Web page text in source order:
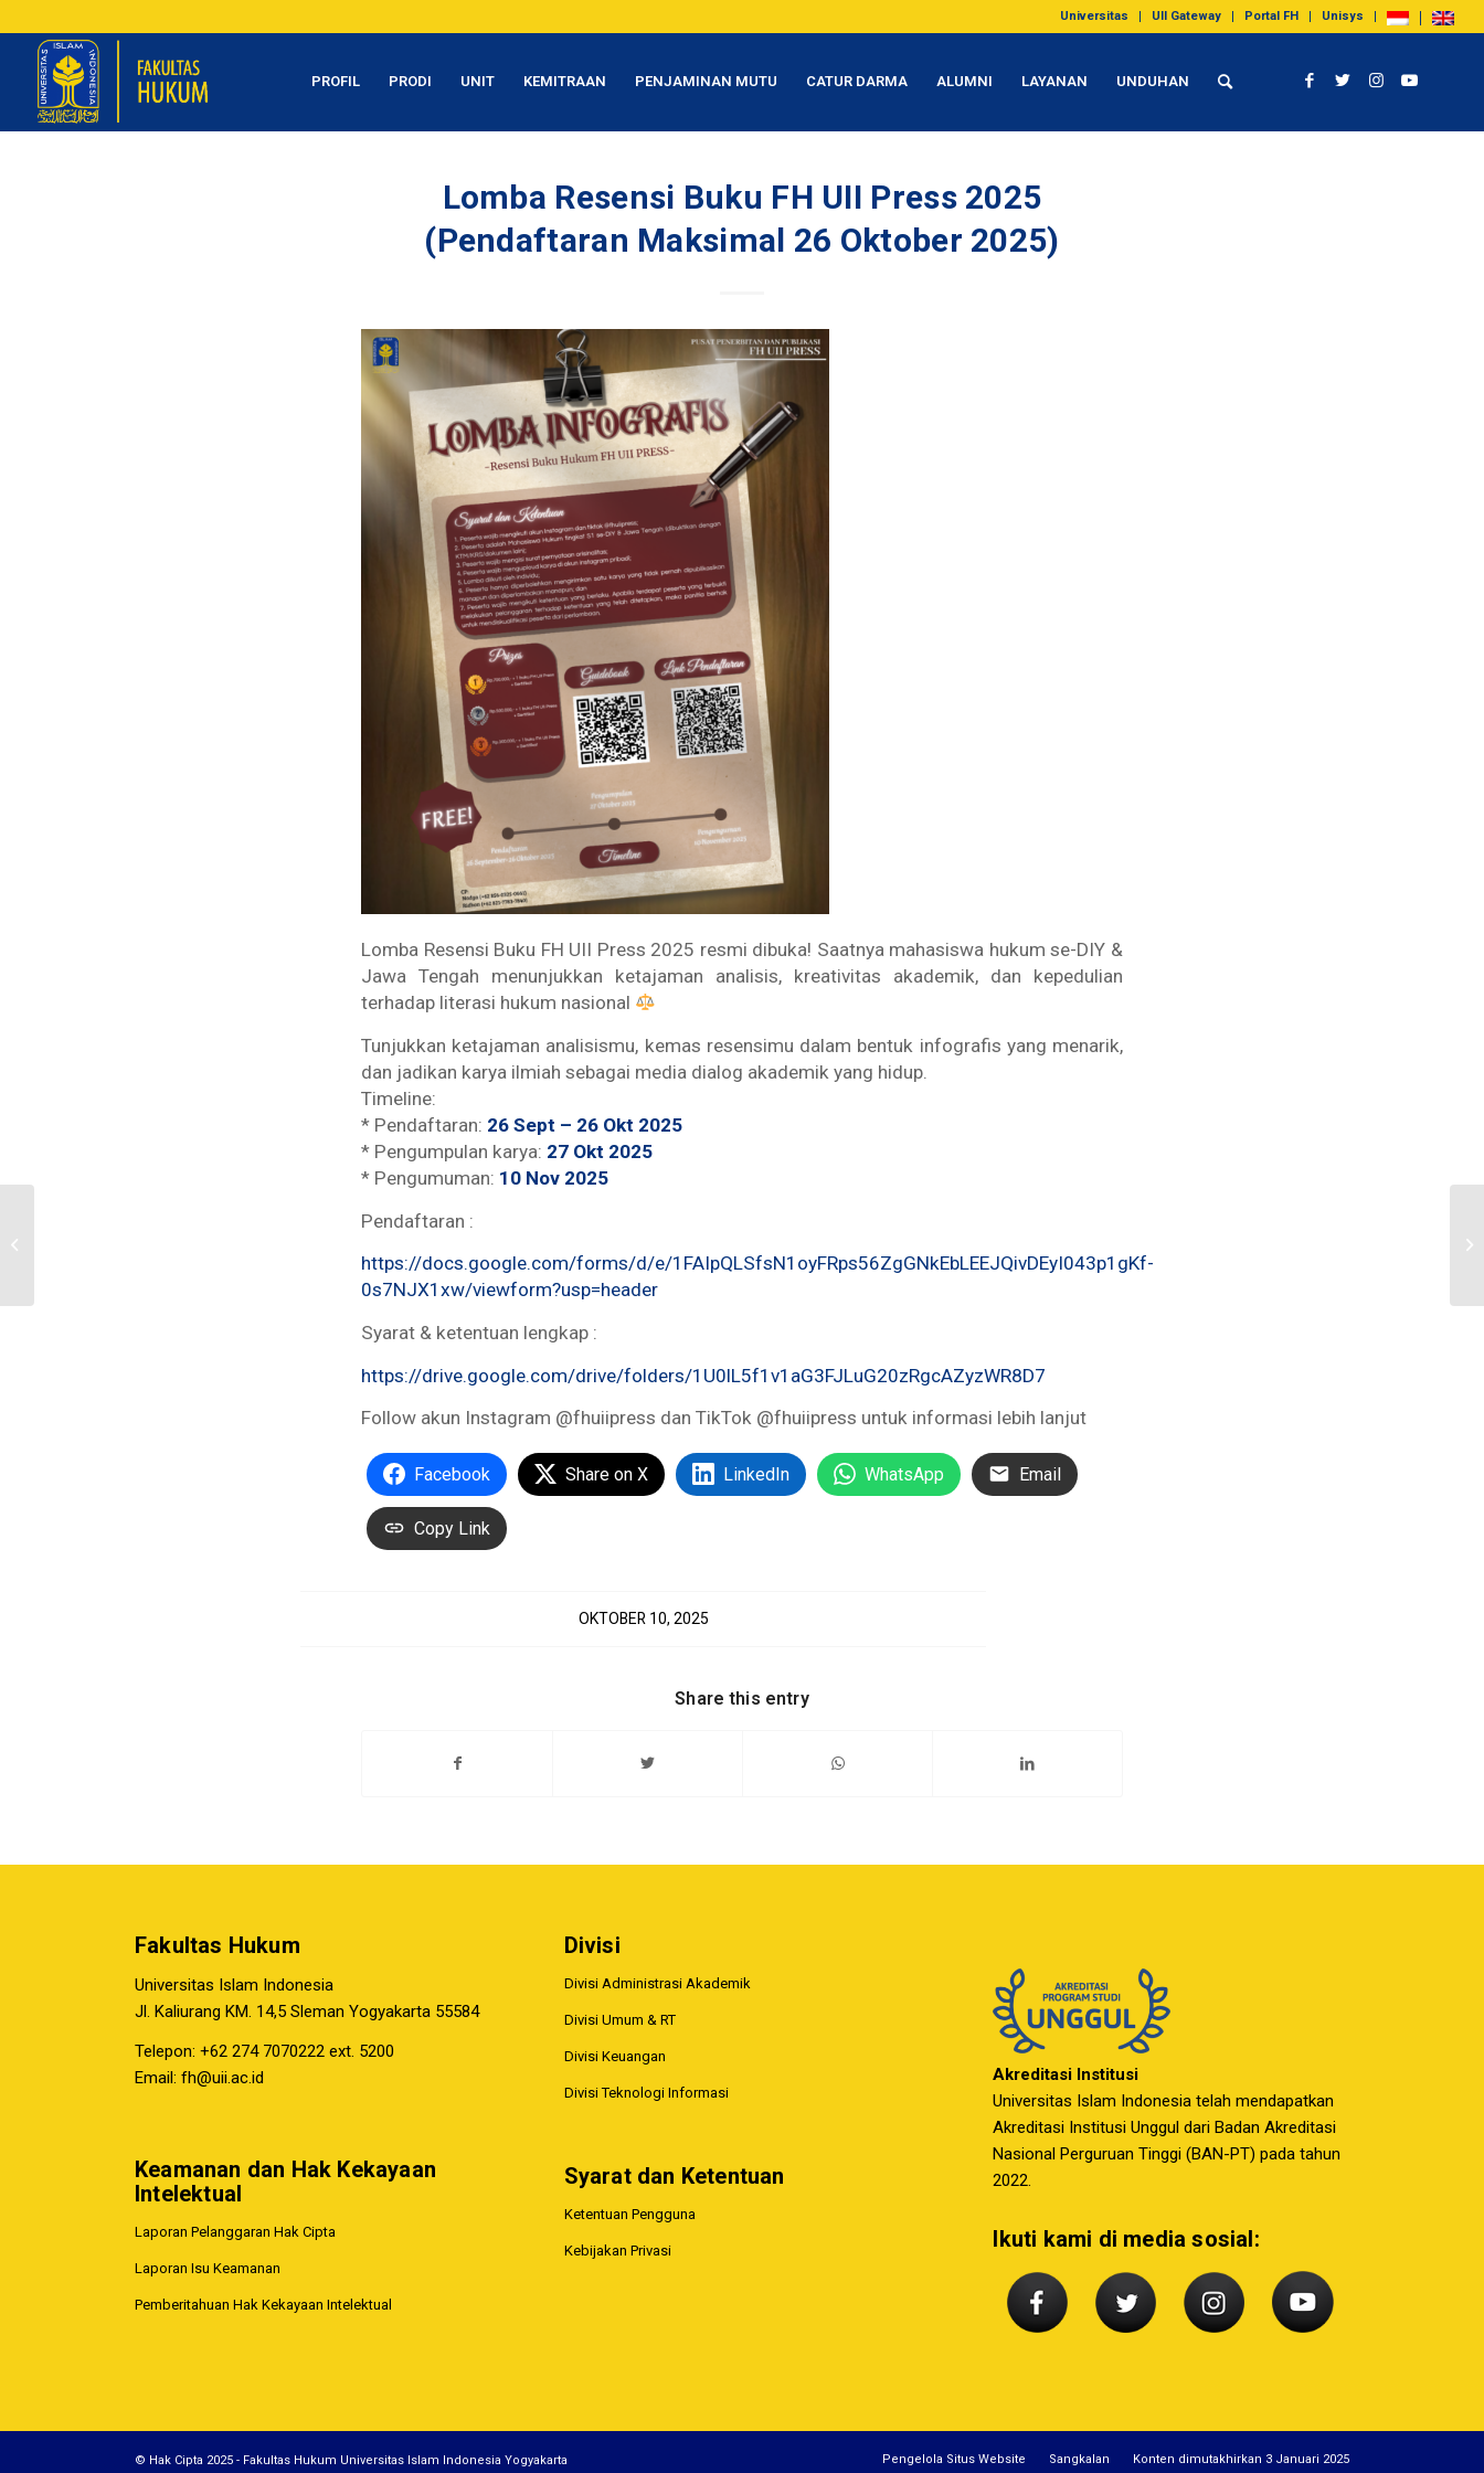
Universitas UII Gateway Portal FH Unisys
PROFIL PRODI UNIT KEMITRAAN PENJAMINAN MUTU CATUR DARMA ALUMNI LAYANAN UNDUHAN
Lomba Resensi Buku FH UII Press 2025
(Pendaftaran Maksimal 26 Oktober 2025)
Lomba Resensi Buku FH UII Press 2025 resmi dibuka! Saatnya mahasiswa hukum se-DIY &
Jawa Tengah menunjukkan ketajaman analisis, kreativitas akademik, dan kepedulian
terhadap literasi hukum nasional
Tunjukkan ketajaman analisismu, kemas resensimu dalam bentuk infografis yang menarik,
dan jadikan karya ilmiah sebagai media dialog akademik yang hidup.
Timeline:
* Pendaftaran: 26 Sept – 26 Okt 2025
* Pengumpulan karya: 27 Okt 2025
* Pengumuman: 10 Nov 2025
Pendaftaran :
https://docs.google.com/forms/d/e/1FAIpQLSfsN1oyFRps56ZgGNkEbLEEJQivDEyI043p1gKf-
0s7NJX1xw/viewform?usp=header
Syarat & ketentuan lengkap :
https://drive.google.com/drive/folders/1U0lL5f1v1aG3FJLuG20zRgcAZyzWR8D7
Follow akun Instagram @fhuiipress dan TikTok @fhuiipress untuk informasi lebih lanjut
Facebook Share on X LinkedIn WhatsApp Email
Copy Link
OKTOBER 10, 2025
Share this entry
Fakultas Hukum
Universitas Islam Indonesia
Jl. Kaliurang KM. 14,5 Sleman Yogyakarta 55584
Telepon: +62 274 7070222 ext. 5200
Email: fh@uii.ac.id
Keamanan dan Hak Kekayaan
Intelektual
Laporan Pelanggaran Hak Cipta
Laporan Isu Keamanan
Pemberitahuan Hak Kekayaan Intelektual
Divisi
Divisi Administrasi Akademik
Divisi Umum & RT
Divisi Keuangan
Divisi Teknologi Informasi
Syarat dan Ketentuan
Ketentuan Pengguna
Kebijakan Privasi
Akreditasi Institusi
Universitas Islam Indonesia telah mendapatkan
Akreditasi Institusi Unggul dari Badan Akreditasi
Nasional Perguruan Tinggi (BAN-PT) pada tahun
2022.
Ikuti kami di media sosial:
© Hak Cipta 2025 - Fakultas Hukum Universitas Islam Indonesia Yogyakarta Pengelola Situs Website Sangkalan Konten dimutakhirkan 3 Januari 2025